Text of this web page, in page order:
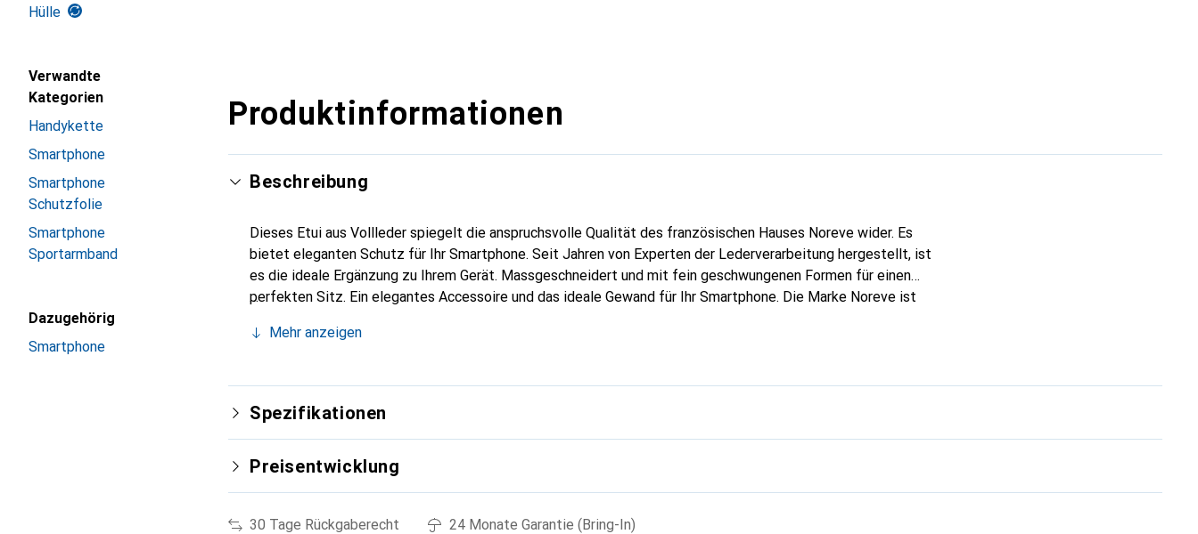
Hülle
Verwandte
Kategorien
Handykette
Smartphone
Smartphone
Schutzfolie
Smartphone
Sportarmband
Dazugehörig
Smartphone
Produktinformationen
Beschreibung
Dieses Etui aus Vollleder spiegelt die anspruchsvolle Qualität des französischen Hauses Noreve wider. Es
bietet eleganten Schutz für Ihr Smartphone. Seit Jahren von Experten der Lederverarbeitung hergestellt, ist
es die ideale Ergänzung zu Ihrem Gerät. Massgeschneidert und mit fein geschwungenen Formen für einen
perfekten Sitz. Ein elegantes Accessoire und das ideale Gewand für Ihr Smartphone. Die Marke Noreve ist
Kunden.
Mehr anzeigen
Spezifikationen
Preisentwicklung
30 Tage Rückgaberecht
24 Monate Garantie (Bring-In)